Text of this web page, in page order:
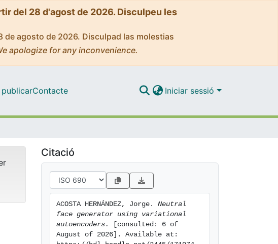
del 28 d'agost de 2026. Disculpeu les
agosto de 2026. Disculpad las molestias
apologize for any inconvenience.
Contacte Iniciar sessió
Citació
ACOSTA HERNÁNDEZ, Jorge. Neutral
face generator using variational
autoencoders.
[consulted: 6 of
August of 2026]. Available at: